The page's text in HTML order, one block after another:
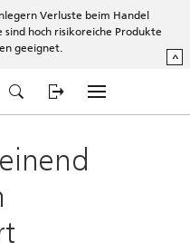
Verluste beim Handel
hoch risikoreiche Produkte
geeignet.
^